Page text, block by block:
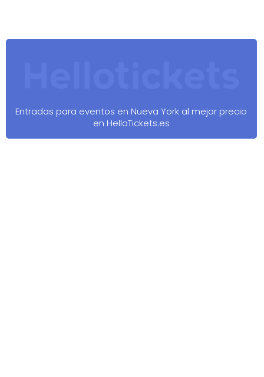
Entradas para eventos en Nueva York al mejor precio
en HelloTickets.es